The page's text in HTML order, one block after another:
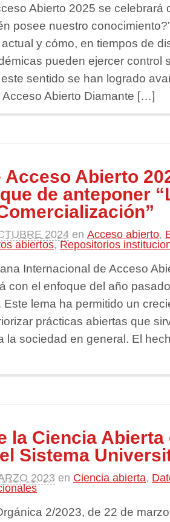
Abierto 2025 se celebrará
posee nuestro
y cómo, en tiempos de
pueden ejercer control
sentido se han logrado
Acceso Abierto Diamante […]
Acceso Abierto
de anteponer
2024 en Acceso abierto,
abiertos,Repositorios
Internacional de Acceso
con el enfoque del año
Este lema ha permitido un
prácticas abiertas que
la sociedad en general. El
la Ciencia Abierta
Sistema
2023 en Ciencia abierta,
2/2023, de 22 de